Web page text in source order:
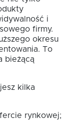
i
firmy.
okresu
To
bieżącą
kilka
rynkowej;